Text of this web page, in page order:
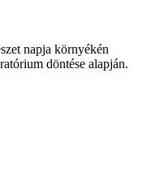
napja környékén
döntése alapján.